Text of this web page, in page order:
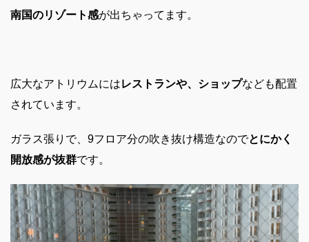
南国のリゾート感が出ちゃってます。
広大なアトリウムにはレストランや、ショップなども配置
されています。
ガラス張りで、9フロア分の吹き抜け構造なのでとにかく
開放感が抜群です。